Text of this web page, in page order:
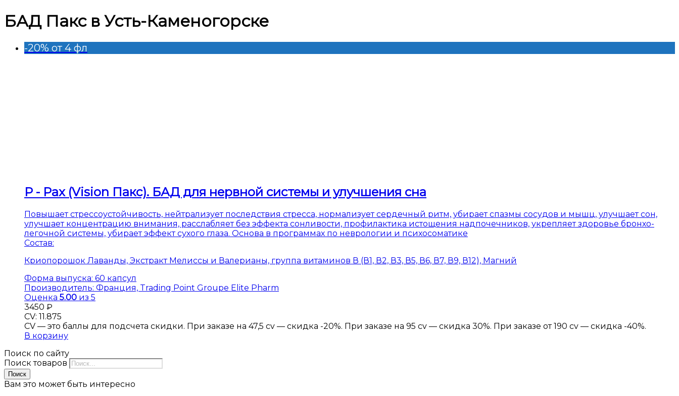
БАД Пакс в Усть-Каменогорске
-20% от 4 фл
P - Pax (Vision Пакс). БАД для нервной системы и улучшения сна
Повышает стрессоустойчивость, нейтрализует последствия стресса, нормализует сердечный ритм, убирает спазмы сосудов и мышц, улучшает сон,
улучшает концентрацию внимания, расслабляет без эффекта сонливости, профилактика истощения надпочечников, укрепляет здоровье бронхо-
легочной системы, убирает эффект сухого глаза. Основа в программах по неврологии и психосоматике
Состав:
Криопорошок Лаванды, Экстракт Мелиссы и Валерианы, группа витаминов В (В1, В2, В3, В5, В6, В7, В9, В12), Магний
Форма выпуска: 60 капсул
Производитель: Франция, Trading Point Groupe Elite Pharm
Оценка 5.00 из 5
3450 ₽
CV: 11.875
CV — это баллы для подсчета скидки. При заказе на 47,5 cv — скидка -20%. При заказе на 95 cv — скидка 30%. При заказе от 190 cv — скидка -40%.
В корзину
Поиск по сайту
Поиск товаров
Поиск
Вам это может быть интересно